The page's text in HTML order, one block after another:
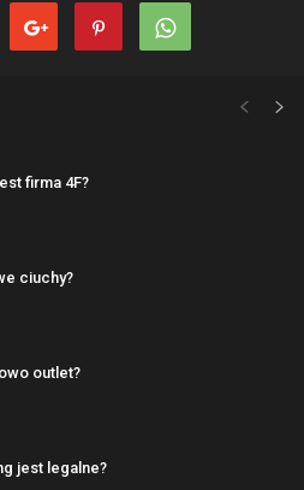
firma 4F?
ciuchy?
outlet?
jest legalne?